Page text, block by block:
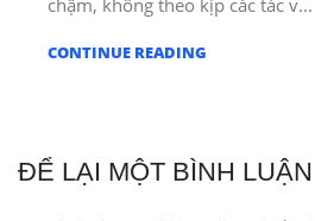
chậm, không theo kịp các tác v...
CONTINUE READING
ĐỂ LẠI MỘT BÌNH LUẬN